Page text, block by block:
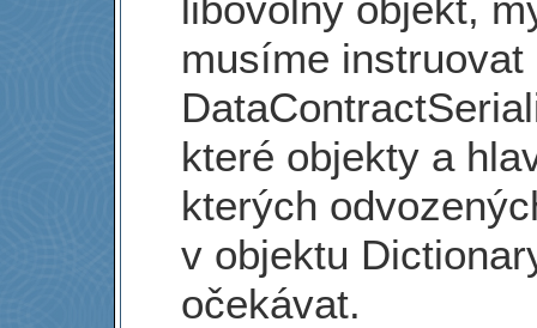
musíme instruovat
které objekty a
kterých
v objektu
očekávat.